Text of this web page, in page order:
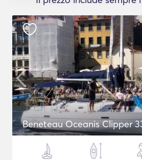
Beneteau Oceanis Clipper